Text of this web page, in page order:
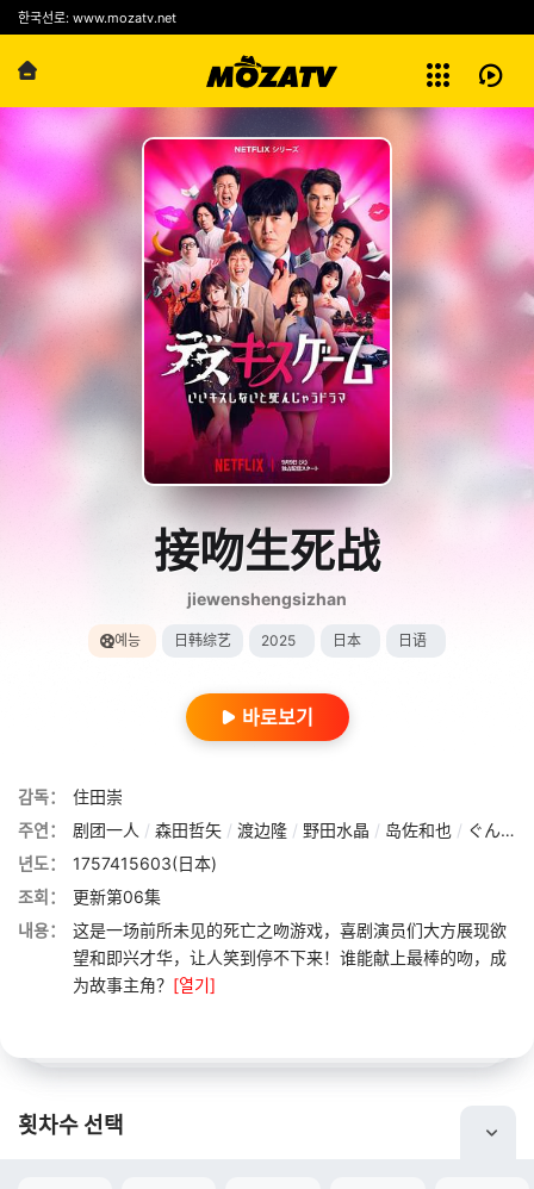
한국선로: www.mozatv.net
전체보기
接吻生死战
jiewenshengsizhan
예능 日韩综艺 2025 日本 日语
바로보기
감독：
住田崇
주연：
剧团一人 / 森田哲矢 / 渡边隆 / 野田水晶 / 岛佐和也 / ぐんぴぃ
년도：
1757415603(日本)
조회：
更新第06集
내용：
这是一场前所未见的死亡之吻游戏，喜剧演员们大方展现欲
望和即兴才华，让人笑到停不下来！谁能献上最棒的吻，成
为故事主角？ [열기]
횟차수 선택